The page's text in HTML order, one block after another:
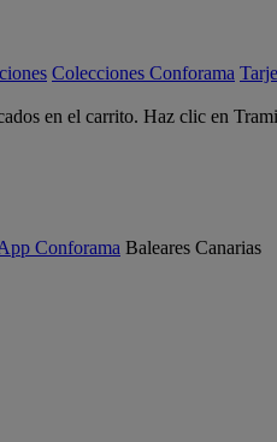
Colecciones Conforama
en el carrito. Haz clic en
Conforama Baleares Canarias